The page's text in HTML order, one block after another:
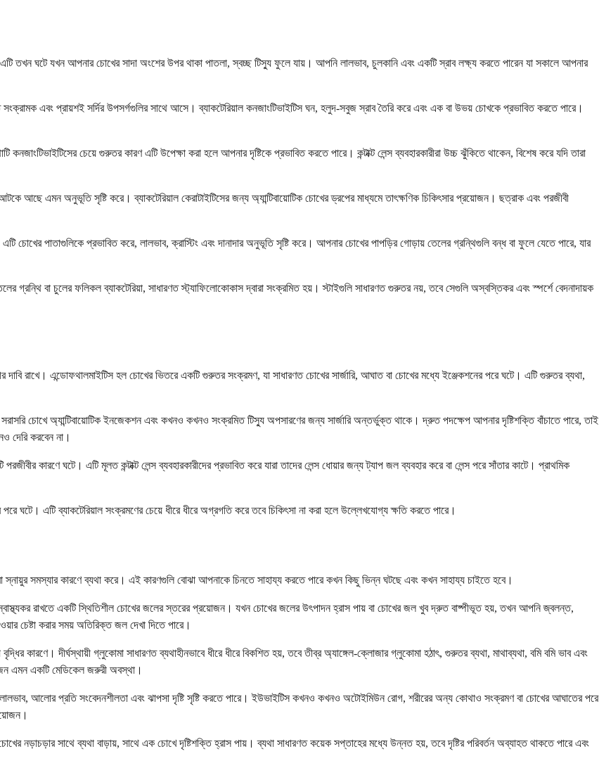
তখন ঘটে যখন আপনার চোখের সাদা অংশের উপর থাকা পাতলা, স্বচ্ছ টিস্যু ফুলে যায়। আপনি লালভাব, চুলকানি এবং একটি স্রাব লক্ষ্য করতে পারেন যা সকালে আপনার
এবং প্রায়শই সর্দির উপসর্গগুলির সাথে আসে। ব্যাকটেরিয়াল কনজাংটিভাইটিস ঘন, হলুদ-সবুজ স্রাব তৈরি করে এবং এক বা উভয় চোখকে প্রভাবিত করতে পারে।
চেয়ে গুরুতর কারণ এটি উপেক্ষা করা হলে আপনার দৃষ্টিকে প্রভাবিত করতে পারে। কন্টাক্ট লেন্স ব্যবহারকারীরা উচ্চ ঝুঁকিতে থাকেন, বিশেষ করে যদি তারা
আছে এমন অনুভূতি সৃষ্টি করে। ব্যাকটেরিয়াল কেরাটাইটিসের জন্য অ্যান্টিবায়োটিক চোখের ড্রপের মাধ্যমে তাৎক্ষণিক চিকিৎসার প্রয়োজন। ছত্রাক এবং পরজীবী
চোখের পাতাগুলিকে প্রভাবিত করে, লালভাব, ক্রাস্টিং এবং দানাদার অনুভূতি সৃষ্টি করে। আপনার চোখের পাপড়ির গোড়ায় তেলের গ্রন্থিগুলি বন্ধ বা ফুলে যেতে পারে, যার
গ্রন্থি বা চুলের ফলিকল ব্যাকটেরিয়া, সাধারণত স্ট্যাফিলোকোকাস দ্বারা সংক্রমিত হয়। স্টাইগুলি সাধারণত গুরুতর নয়, তবে সেগুলি অস্বস্তিকর এবং স্পর্শে বেদনাদায়ক
রাখে। এন্ডোফথালমাইটিস হল চোখের ভিতরে একটি গুরুতর সংক্রমণ, যা সাধারণত চোখের সার্জারি, আঘাত বা চোখের মধ্যে ইঞ্জেকশনের পরে ঘটে। এটি গুরুতর ব্যথা,
চোখে অ্যান্টিবায়োটিক ইনজেকশন এবং কখনও কখনও সংক্রমিত টিস্যু অপসারণের জন্য সার্জারি অন্তর্ভুক্ত থাকে। দ্রুত পদক্ষেপ আপনার দৃষ্টিশক্তি বাঁচাতে পারে, তাই
দেরি করবেন না।
কারণে ঘটে। এটি মূলত কন্টাক্ট লেন্স ব্যবহারকারীদের প্রভাবিত করে যারা তাদের লেন্স ধোয়ার জন্য ট্যাপ জল ব্যবহার করে বা লেন্স পরে সাঁতার কাটে। প্রাথমিক
ঘটে। এটি ব্যাকটেরিয়াল সংক্রমণের চেয়ে ধীরে ধীরে অগ্রগতি করে তবে চিকিৎসা না করা হলে উল্লেখযোগ্য ক্ষতি করতে পারে।
সমস্যার কারণে ব্যথা করে। এই কারণগুলি বোঝা আপনাকে চিনতে সাহায্য করতে পারে কখন কিছু ভিন্ন ঘটছে এবং কখন সাহায্য চাইতে হবে।
রাখতে একটি স্থিতিশীল চোখের জলের স্তরের প্রয়োজন। যখন চোখের জলের উৎপাদন হ্রাস পায় বা চোখের জল খুব দ্রুত বাষ্পীভূত হয়, তখন আপনি জ্বলন্ত,
করার সময় অতিরিক্ত জল দেখা দিতে পারে।
কারণে। দীর্ঘস্থায়ী গ্লুকোমা সাধারণত ব্যথাহীনভাবে ধীরে ধীরে বিকশিত হয়, তবে তীব্র অ্যাঙ্গেল-ক্লোজার গ্লুকোমা হঠাৎ, গুরুতর ব্যথা, মাথাব্যথা, বমি বমি ভাব এবং
এমন একটি মেডিকেল জরুরী অবস্থা।
আলোর প্রতি সংবেদনশীলতা এবং ঝাপসা দৃষ্টি সৃষ্টি করতে পারে। ইউভাইটিস কখনও কখনও অটোইমিউন রোগ, শরীরের অন্য কোথাও সংক্রমণ বা চোখের আঘাতের পরে
নড়াচড়ার সাথে ব্যথা বাড়ায়, সাথে এক চোখে দৃষ্টিশক্তি হ্রাস পায়। ব্যথা সাধারণত কয়েক সপ্তাহের মধ্যে উন্নত হয়, তবে দৃষ্টির পরিবর্তন অব্যাহত থাকতে পারে এবং